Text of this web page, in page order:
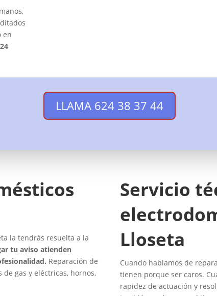
en
LLAMA 624 38 37 44
la tendrás resuelta a la
tu aviso atienden
Reparación de
de gas y eléctricas, hornos,
Servicio
Lloseta
Cuando hablamos de
tienen porque ser caros.
rapidez de actuación y